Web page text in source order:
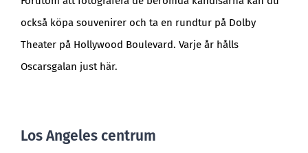
också köpa souvenirer och ta en rundtur på Dolby
Theater på Hollywood Boulevard. Varje år hålls
Oscarsgalan just här.
Los Angeles centrum